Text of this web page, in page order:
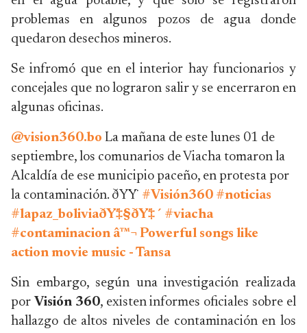
problemas en algunos pozos de agua donde
quedaron desechos mineros.
Se infromó que en el interior hay funcionarios y
concejales que no lograron salir y se encerraron en
algunas oficinas.
@vision360.bo La mañana de este lunes 01 de
septiembre, los comunarios de Viacha tomaron la
Alcaldía de ese municipio paceño, en protesta por
la contaminación. ðŸŸ #Visión360 #noticias
#lapaz_boliviaðŸ‡§ðŸ‡´ #viacha
#contaminacion â™¬ Powerful songs like
action movie music - Tansa
Sin embargo, según una investigación realizada
por Visión 360, existen informes oficiales sobre el
hallazgo de altos niveles de contaminación en los